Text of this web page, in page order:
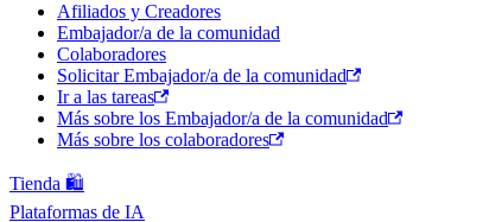
Afiliados y Creadores
Embajador/a de la comunidad
Colaboradores
Solicitar Embajador/a de la comunidad
Ir a las tareas
Más sobre los Embajador/a de la comunidad
Más sobre los colaboradores
Tienda 🛍️
Plataformas de IA